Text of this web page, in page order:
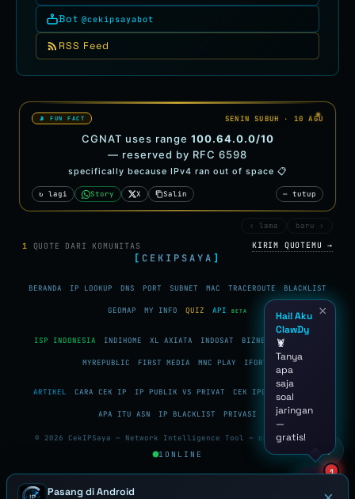
⇓
Bot @cekipsayabot
RSS Feed
📡 FUN FACT SENIN SUBUH · 10 AGU
CGNAT uses range 100.64.0.0/10
— reserved by RFC 6598
specifically because IPv4 ran out of space 📋
↻ lagi Story X Salin — tutup
‹ lama baru ›
1 QUOTE DARI KOMUNITAS KIRIM QUOTEMU →
[ CEKIPSAYA ]
BERANDA IP LOOKUP DNS PORT SUBNET MAC TRACEROUTE BLACKLIST
GEOMAP MY INFO QUIZ API BETA
ISP INDONESIA INDIHOME XL AXIATA INDOSAT BIZNET SMARTFREN
MYREPUBLIC FIRST MEDIA MNC PLAY IFORTE
ARTIKEL CARA CEK IP IP PUBLIK VS PRIVAT CEK IPGUE GANTI IP
APA ITU ASN IP BLACKLIST PRIVASI
© 2026 CekIPSaya — Network Intelligence Tool — cekipsaya.com
1ONLINE
×
Hai! Aku
ClawDy
🦞
Tanya
apa
saja
soal
jaringan
—
gratis!
1
Pasang di Android